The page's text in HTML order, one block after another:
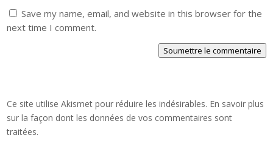
Save my name, email, and website in this browser for the
next time I comment.
Soumettre le commentaire
Ce site utilise Akismet pour réduire les indésirables. En savoir plus
sur la façon dont les données de vos commentaires sont
traitées.